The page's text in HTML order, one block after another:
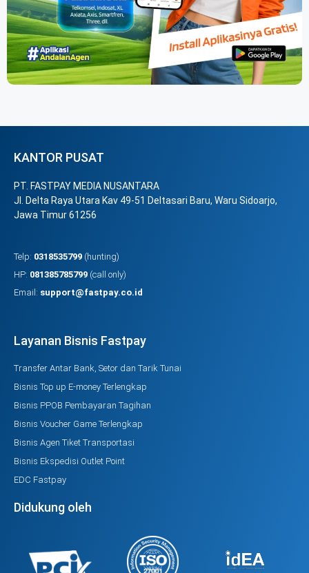
KANTOR PUSAT
PT. FASTPAY MEDIA NUSANTARA
Jl. Delta Raya Utara Kav 49-51 Deltasari Baru, Waru Sidoarjo,
Jawa Timur 61256
Telp: 0318535799 (hunting)
HP: 081385785799 (call only)
Email: support@fastpay.co.id
Layanan Bisnis Fastpay
Transfer Antar Bank, Setor dan Tarik Tunai
Bisnis Top up E-money Terlengkap
Bisnis PPOB Pembayaran Tagihan
Bisnis Voucher Game Terlengkap
Bisnis Agen Tiket Transportasi
Bisnis Ekspedisi Outlet Point
EDC Fastpay
Didukung oleh